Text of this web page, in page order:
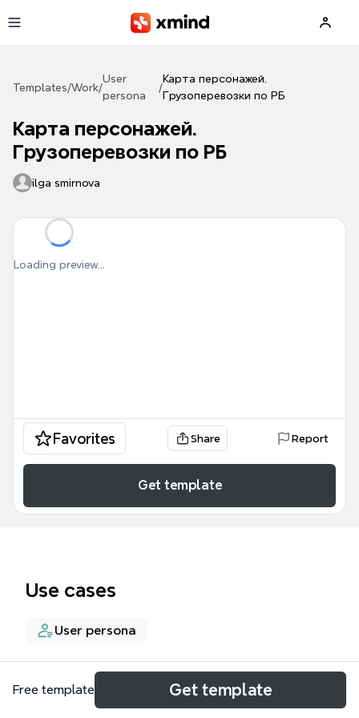
Templates/Work/
User
persona
/
Карта персонажей.
Грузоперевозки по РБ
Карта персонажей.
Грузоперевозки по РБ
ilga smirnova
Loading preview...
Favorites Share Report
Get template
Use cases
User persona
About
Free template Get template